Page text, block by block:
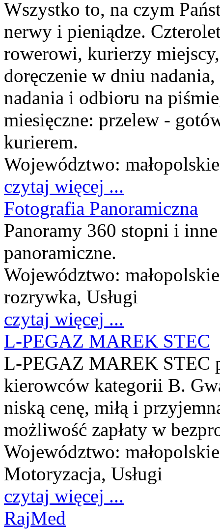
Wszystko to, na czym
nerwy i pieniądze.
rowerowi, kurierzy
doręczenie w dniu
nadania i odbioru na
miesięczne: przelew -
kurierem.
Województwo: małopolskie
czytaj więcej ...
Fotografia Panoramiczna
Panoramy 360 stopni i
panoramiczne.
Województwo: małopolskie
rozrywka, Usługi
czytaj więcej ...
L-PEGAZ MAREK STEC
L-PEGAZ MAREK STEC
kierowców kategorii B.
niską cenę, miłą i
możliwość zapłaty w
Województwo: małopolskie
Motoryzacja, Usługi
czytaj więcej ...
RajMed